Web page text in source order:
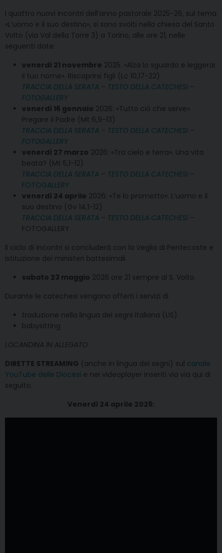
I quattro nuovi incontri dell’anno pastorale 2025-26, sul tema
«L’uomo e il suo destino», si sono svolti nella chiesa del Santo
Volto (via Val della Torre 3) a Torino, alle ore 21, nelle
seguenti date:
venerdì 21 novembre 2025: «Alza lo sguardo e leggerai
il tuo nome». Riscoprirsi figli (Lc 10,17-22)
TRACCIA DELLA SERATA – TESTO DELLA CATECHESI –
FOTOGALLERY
venerdì 16 gennaio 2026: «Tutto ciò che serve».
Pregare il Padre (Mt 6,9-13)
TRACCIA DELLA SERATA – TESTO DELLA CATECHESI –
FOTOGALLERY
venerdì 27 marzo 2026: «Tra cielo e terra». Una vita
beata? (Mt 5,1-12)
TRACCIA DELLA SERATA – TESTO DELLA CATECHESI –
FOTOGALLERY
venerdì 24 aprile 2026: «Te lo prometto». L’uomo e il
suo destino (Gv 14,1-12)
TRACCIA DELLA SERATA – TESTO DELLA CATECHESI –
FOTOGALLERY
Il ciclo di incontri si concluderà con la Veglia di Pentecoste e
istituzione dei ministeri battesimali
sabato 23 maggio 2026 ore 21 sempre al S. Volto.
Durante le catechesi vengono offerti i servizi di
traduzione nella lingua dei segni italiana (LIS)
babysitting
LOCANDINA IN ALLEGATO
DIRETTE STREAMING (anche in lingua dei segni) sul canale
YouTube delle Diocesi e nei videoplayer inseriti via via qui di
seguito.
Venerdì 24 aprile 2026: